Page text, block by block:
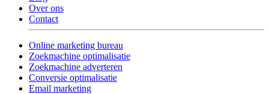
Over ons
Contact
Online marketing bureau
Zoekmachine optimalisatie
Zoekmachine adverteren
Conversie optimalisatie
Email marketing